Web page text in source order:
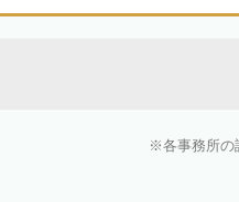
各事務所の